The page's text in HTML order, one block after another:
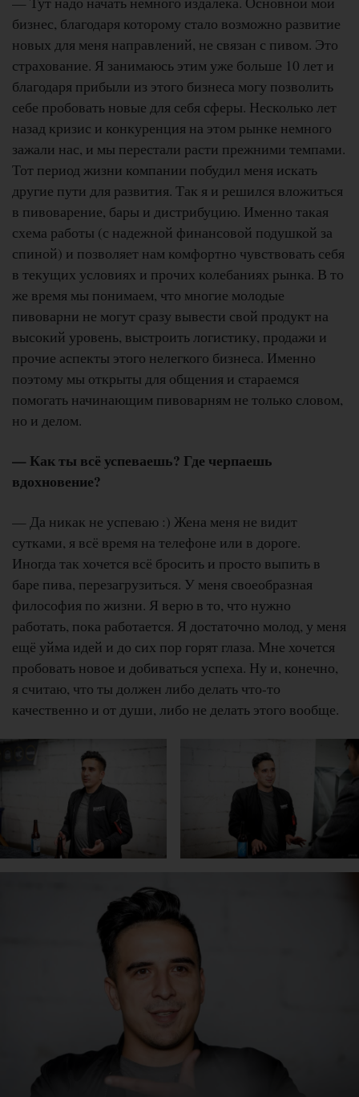
бизнес, благодаря которому стало возможно развитие
новых для меня направлений, не связан с пивом. Это
страхование. Я занимаюсь этим уже больше 10 лет и
благодаря прибыли из этого бизнеса могу позволить
себе пробовать новые для себя сферы. Несколько лет
назад кризис и конкуренция на этом рынке немного
зажали нас, и мы перестали расти прежними темпами.
Тот период жизни компании побудил меня искать
другие пути для развития. Так я и решился вложиться
в пивоварение, бары и дистрибуцию. Именно такая
схема работы (с надежной финансовой подушкой за
спиной) и позволяет нам комфортно чувствовать себя
в текущих условиях и прочих колебаниях рынка. В то
же время мы понимаем, что многие молодые
пивоварни не могут сразу вывести свой продукт на
высокий уровень, выстроить логистику, продажи и
прочие аспекты этого нелегкого бизнеса. Именно
поэтому мы открыты для общения и стараемся
помогать начинающим пивоварням не только словом,
но и делом.
— Как ты всё успеваешь? Где черпаешь
вдохновение?
— Да никак не успеваю :) Жена меня не видит
сутками, я всё время на телефоне или в дороге.
Иногда так хочется всё бросить и просто выпить в
баре пива, перезагрузиться. У меня своеобразная
философия по жизни. Я верю в то, что нужно
работать, пока работается. Я достаточно молод, у меня
ещё уйма идей и до сих пор горят глаза. Мне хочется
пробовать новое и добиваться успеха. Ну и, конечно,
я считаю, что ты должен либо делать что-то
качественно и от души, либо не делать этого вообще.